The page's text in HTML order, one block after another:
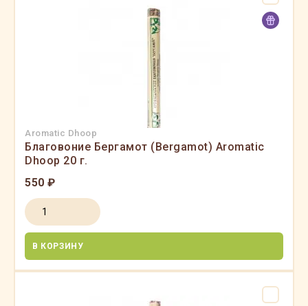
Aromatic Dhoop
Благовоние Бергамот (Bergamot) Aromatic
Dhoop 20 г.
550 ₽
В КОРЗИНУ